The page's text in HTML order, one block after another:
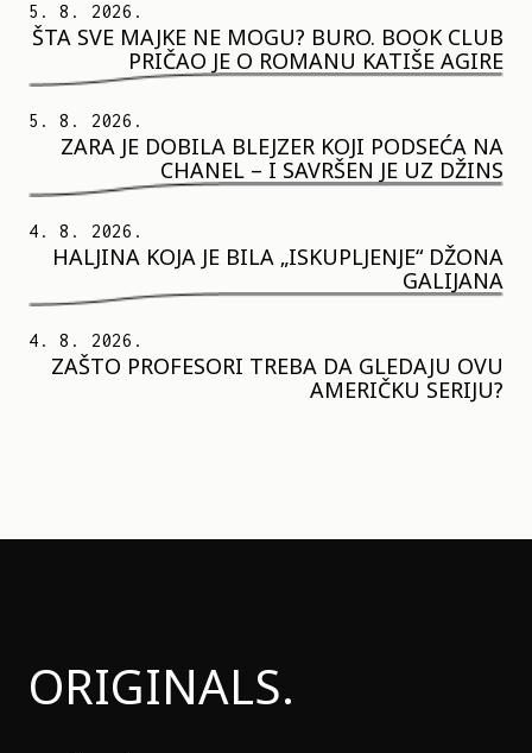
5. 8. 2026.
ŠTA SVE MAJKE NE MOGU? BURO. BOOK CLUB
PRIČAO JE O ROMANU KATIŠE AGIRE
5. 8. 2026.
ZARA JE DOBILA BLEJZER KOJI PODSEĆA NA
CHANEL – I SAVRŠEN JE UZ DŽINS
4. 8. 2026.
HALJINA KOJA JE BILA „ISKUPLJENJE“ DŽONA
GALIJANA
4. 8. 2026.
ZAŠTO PROFESORI TREBA DA GLEDAJU OVU
AMERIČKU SERIJU?
ORIGINALS.